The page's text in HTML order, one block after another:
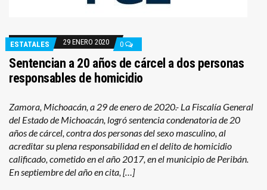
ESTATALES 29 ENERO 2020 0
Sentencian a 20 años de cárcel a dos personas
responsables de homicidio
Zamora, Michoacán, a 29 de enero de 2020.- La Fiscalía General
del Estado de Michoacán, logró sentencia condenatoria de 20
años de cárcel, contra dos personas del sexo masculino, al
acreditar su plena responsabilidad en el delito de homicidio
calificado, cometido en el año 2017, en el municipio de Peribán.
En septiembre del año en cita, […]